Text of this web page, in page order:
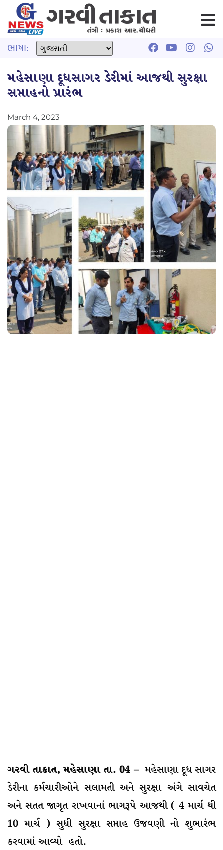
ભાષા:
મહેસાણા દૂધસાગર ડેરીમાં આજથી સુરક્ષા
સપ્તાહનો પ્રારંભ
March 4, 2023
ગરવી તાકાત, મહેસાણા તા. 04 – મહેસાણા દૂધ સાગર
ડેરીના કર્મચારીઓને સલામતી અને સુરક્ષા અંગે સાવચેત
અને સતત જાગૃત રાખવાનાં ભાગરૂપે આજથી ( 4 માર્ચ થી
10 માર્ચ ) સુધી સુરક્ષા સપ્તાહ ઉજવણી નો શુભારંભ
કરવામાં આવ્યો હતો.